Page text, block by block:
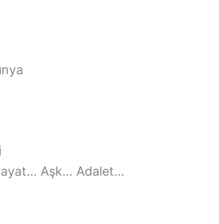
Aşk… Adalet…